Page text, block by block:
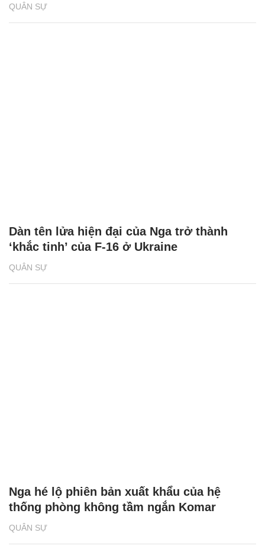
QUÂN SỰ
QUÂN SỰ
Dàn tên lửa hiện đại của Nga trở thành
‘khắc tinh’ của F-16 ở Ukraine
QUÂN SỰ
Nga hé lộ phiên bản xuất khẩu của hệ
thống phòng không tầm ngắn Komar